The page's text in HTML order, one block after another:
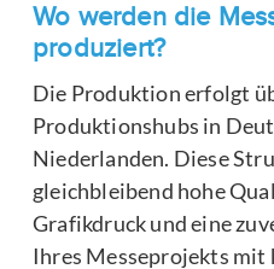
Wo werden die
produziert?
Die Produktion erfolgt
Produktionshubs in
Niederlanden. Diese
gleichbleibend hohe
Grafikdruck und eine
Ihres Messeprojekts mit